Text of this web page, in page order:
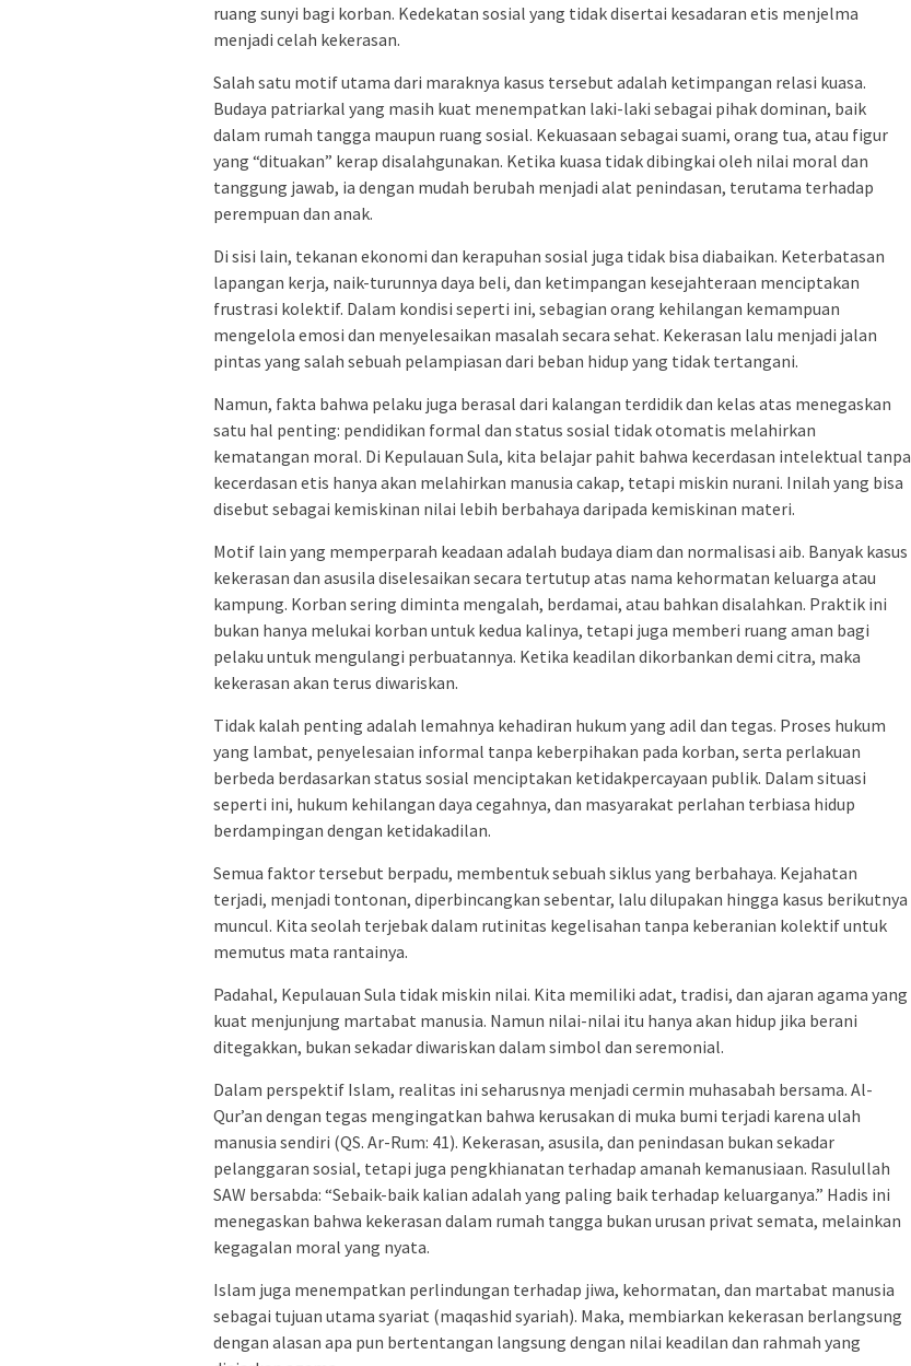
ruang sunyi bagi korban. Kedekatan sosial yang tidak disertai kesadaran etis menjelma
menjadi celah kekerasan.
Salah satu motif utama dari maraknya kasus tersebut adalah ketimpangan relasi kuasa.
Budaya patriarkal yang masih kuat menempatkan laki-laki sebagai pihak dominan, baik
dalam rumah tangga maupun ruang sosial. Kekuasaan sebagai suami, orang tua, atau figur
yang “dituakan” kerap disalahgunakan. Ketika kuasa tidak dibingkai oleh nilai moral dan
tanggung jawab, ia dengan mudah berubah menjadi alat penindasan, terutama terhadap
perempuan dan anak.
Di sisi lain, tekanan ekonomi dan kerapuhan sosial juga tidak bisa diabaikan. Keterbatasan
lapangan kerja, naik-turunnya daya beli, dan ketimpangan kesejahteraan menciptakan
frustrasi kolektif. Dalam kondisi seperti ini, sebagian orang kehilangan kemampuan
mengelola emosi dan menyelesaikan masalah secara sehat. Kekerasan lalu menjadi jalan
pintas yang salah sebuah pelampiasan dari beban hidup yang tidak tertangani.
Namun, fakta bahwa pelaku juga berasal dari kalangan terdidik dan kelas atas menegaskan
satu hal penting: pendidikan formal dan status sosial tidak otomatis melahirkan
kematangan moral. Di Kepulauan Sula, kita belajar pahit bahwa kecerdasan intelektual tanpa
kecerdasan etis hanya akan melahirkan manusia cakap, tetapi miskin nurani. Inilah yang bisa
disebut sebagai kemiskinan nilai lebih berbahaya daripada kemiskinan materi.
Motif lain yang memperparah keadaan adalah budaya diam dan normalisasi aib. Banyak kasus
kekerasan dan asusila diselesaikan secara tertutup atas nama kehormatan keluarga atau
kampung. Korban sering diminta mengalah, berdamai, atau bahkan disalahkan. Praktik ini
bukan hanya melukai korban untuk kedua kalinya, tetapi juga memberi ruang aman bagi
pelaku untuk mengulangi perbuatannya. Ketika keadilan dikorbankan demi citra, maka
kekerasan akan terus diwariskan.
Tidak kalah penting adalah lemahnya kehadiran hukum yang adil dan tegas. Proses hukum
yang lambat, penyelesaian informal tanpa keberpihakan pada korban, serta perlakuan
berbeda berdasarkan status sosial menciptakan ketidakpercayaan publik. Dalam situasi
seperti ini, hukum kehilangan daya cegahnya, dan masyarakat perlahan terbiasa hidup
berdampingan dengan ketidakadilan.
Semua faktor tersebut berpadu, membentuk sebuah siklus yang berbahaya. Kejahatan
terjadi, menjadi tontonan, diperbincangkan sebentar, lalu dilupakan hingga kasus berikutnya
muncul. Kita seolah terjebak dalam rutinitas kegelisahan tanpa keberanian kolektif untuk
memutus mata rantainya.
Padahal, Kepulauan Sula tidak miskin nilai. Kita memiliki adat, tradisi, dan ajaran agama yang
kuat menjunjung martabat manusia. Namun nilai-nilai itu hanya akan hidup jika berani
ditegakkan, bukan sekadar diwariskan dalam simbol dan seremonial.
Dalam perspektif Islam, realitas ini seharusnya menjadi cermin muhasabah bersama. Al-
Qur’an dengan tegas mengingatkan bahwa kerusakan di muka bumi terjadi karena ulah
manusia sendiri (QS. Ar-Rum: 41). Kekerasan, asusila, dan penindasan bukan sekadar
pelanggaran sosial, tetapi juga pengkhianatan terhadap amanah kemanusiaan. Rasulullah
SAW bersabda: “Sebaik-baik kalian adalah yang paling baik terhadap keluarganya.” Hadis ini
menegaskan bahwa kekerasan dalam rumah tangga bukan urusan privat semata, melainkan
kegagalan moral yang nyata.
Islam juga menempatkan perlindungan terhadap jiwa, kehormatan, dan martabat manusia
sebagai tujuan utama syariat (maqashid syariah). Maka, membiarkan kekerasan berlangsung
dengan alasan apa pun bertentangan langsung dengan nilai keadilan dan rahmah yang